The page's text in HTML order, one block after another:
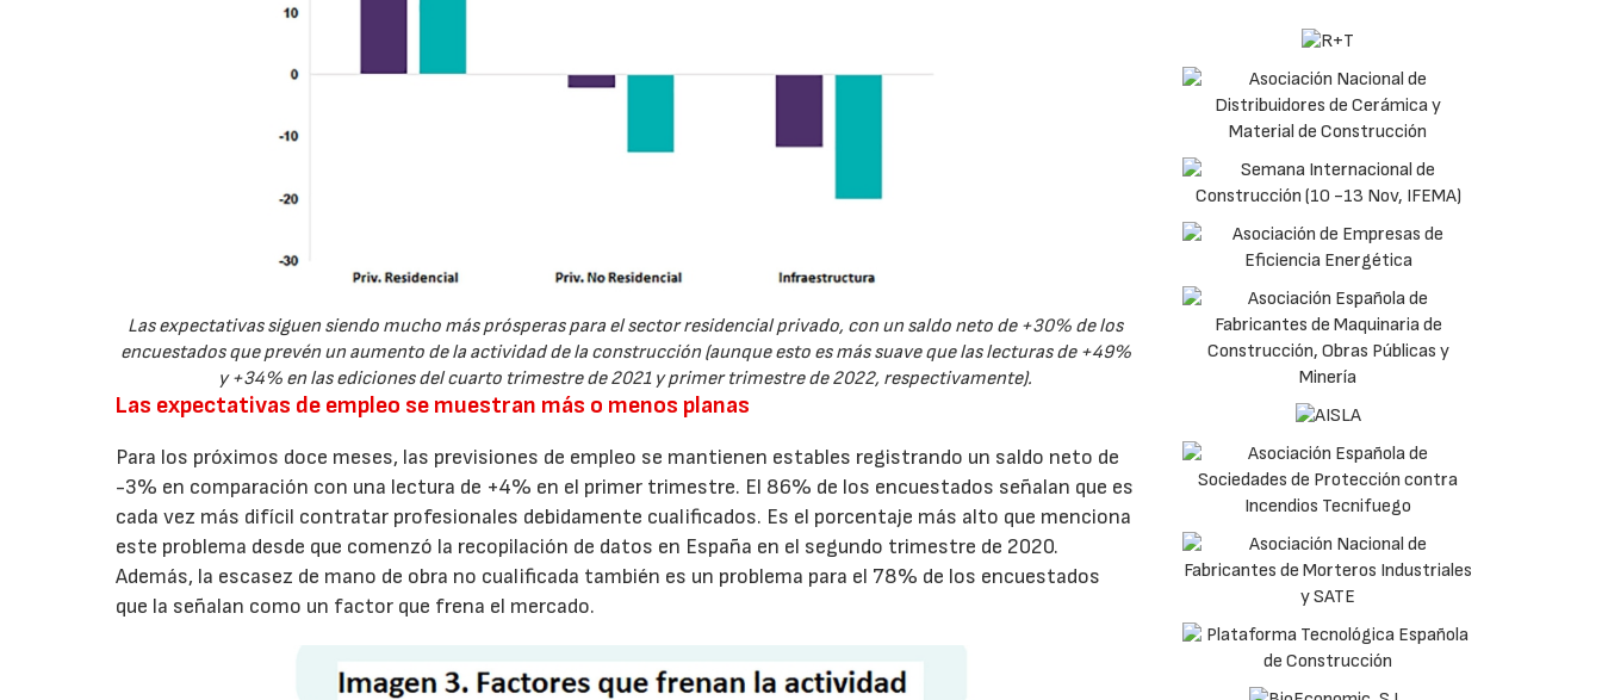
Las expectativas siguen siendo mucho más prósperas para el sector residencial privado, con un saldo neto de +30% de los
encuestados que prevén un aumento de la actividad de la construcción (aunque esto es más suave que las lecturas de +49%
y +34% en las ediciones del cuarto trimestre de 2021 y primer trimestre de 2022, respectivamente).
Las expectativas de empleo se muestran más o menos planas
Para los próximos doce meses, las previsiones de empleo se mantienen estables registrando un saldo neto de
-3% en comparación con una lectura de +4% en el primer trimestre. El 86% de los encuestados señalan que es
cada vez más difícil contratar profesionales debidamente cualificados. Es el porcentaje más alto que menciona
este problema desde que comenzó la recopilación de datos en España en el segundo trimestre de 2020.
Además, la escasez de mano de obra no cualificada también es un problema para el 78% de los encuestados
que la señalan como un factor que frena el mercado.